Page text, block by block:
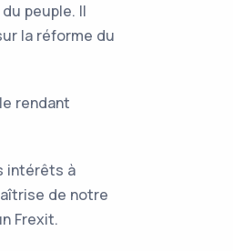
peuple. Il
la réforme du
rendant
intérêts à
de notre
Frexit.